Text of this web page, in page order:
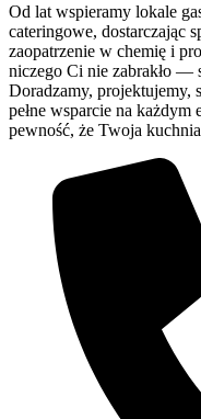
Od lat wspieramy lokale
cateringowe, dostarczając
zaopatrzenie w chemię i
niczego Ci nie zabrakło —
Doradzamy, projektujemy,
pełne wsparcie na każdym
pewność, że Twoja